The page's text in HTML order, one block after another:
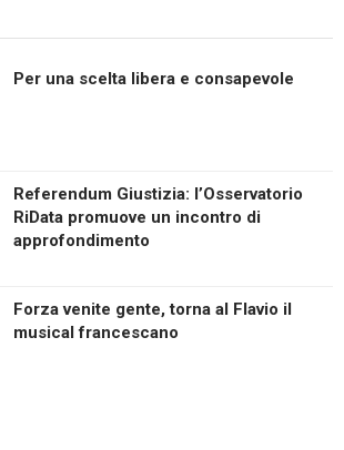
Per una scelta libera e consapevole
Referendum Giustizia: l’Osservatorio
RiData promuove un incontro di
approfondimento
Forza venite gente, torna al Flavio il
musical francescano